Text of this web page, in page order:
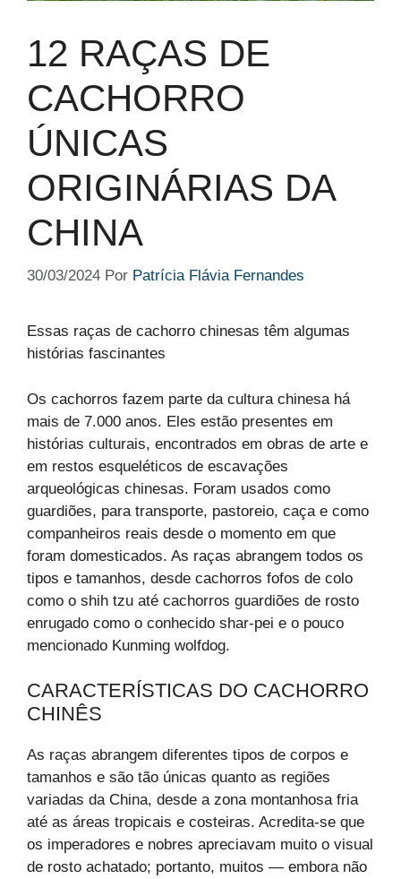
12 RAÇAS DE
CACHORRO
ÚNICAS
ORIGINÁRIAS DA
CHINA
30/03/2024 Por Patrícia Flávia Fernandes
Essas raças de cachorro chinesas têm algumas
histórias fascinantes
Os cachorros fazem parte da cultura chinesa há
mais de 7.000 anos. Eles estão presentes em
histórias culturais, encontrados em obras de arte e
em restos esqueléticos de escavações
arqueológicas chinesas. Foram usados como
guardiões, para transporte, pastoreio, caça e como
companheiros reais desde o momento em que
foram domesticados. As raças abrangem todos os
tipos e tamanhos, desde cachorros fofos de colo
como o shih tzu até cachorros guardiões de rosto
enrugado como o conhecido shar-pei e o pouco
mencionado Kunming wolfdog.
CARACTERÍSTICAS DO CACHORRO
CHINÊS
As raças abrangem diferentes tipos de corpos e
tamanhos e são tão únicas quanto as regiões
variadas da China, desde a zona montanhosa fria
até as áreas tropicais e costeiras. Acredita-se que
os imperadores e nobres apreciavam muito o visual
de rosto achatado; portanto, muitos — embora não